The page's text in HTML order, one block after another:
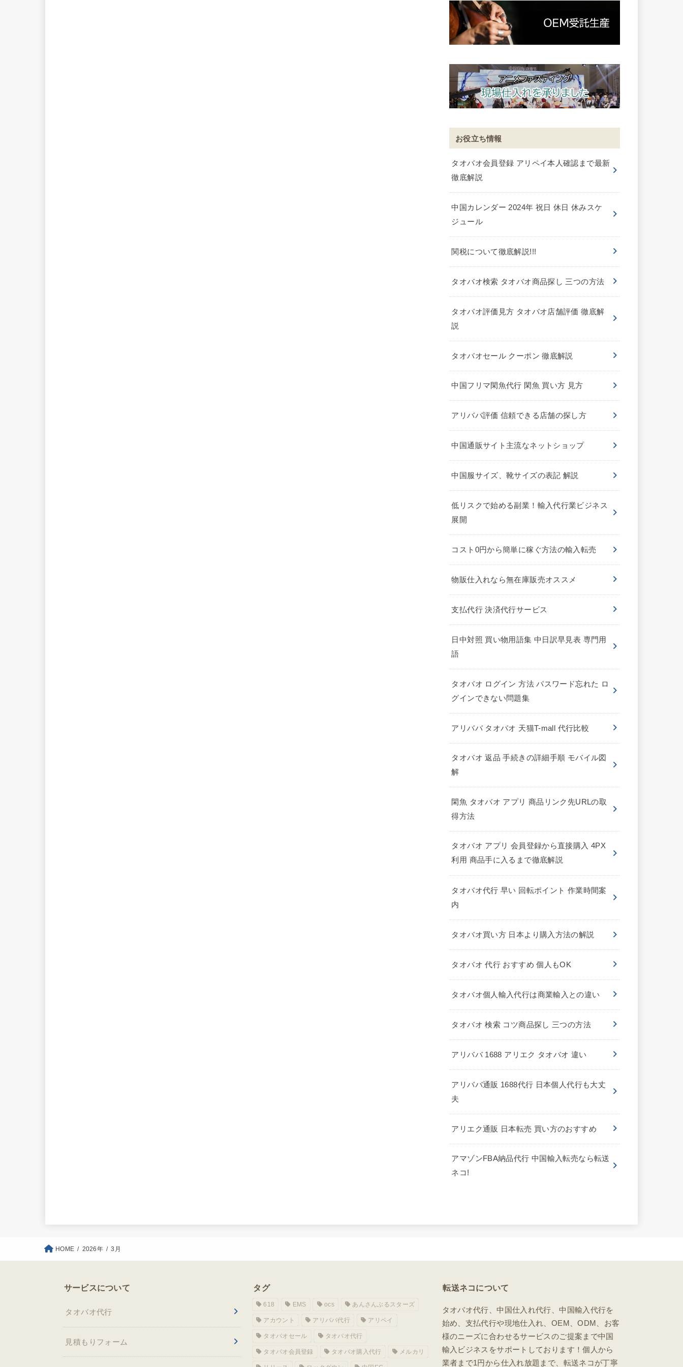
お役立ち情報
タオバオ会員登録 アリペイ本人確認まで最新
徹底解説
中国カレンダー 2024年 祝日 休日 休みスケ
ジュール
関税について徹底解説!!!
タオバオ検索 タオバオ商品探し 三つの方法
タオバオ評価見方 タオバオ店舗評価 徹底解
説
タオバオセール クーポン 徹底解説
中国フリマ閑魚代行 閑魚 買い方 見方
アリババ評価 信頼できる店舗の探し方
中国通販サイト主流なネットショップ
中国服サイズ、靴サイズの表記 解説
低リスクで始める副業！輸入代行業ビジネス
展開
コスト0円から簡単に稼ぐ方法の輸入転売
物販仕入れなら無在庫販売オススメ
支払代行 決済代行サービス
日中対照 買い物用語集 中日訳早見表 専門用
語
タオバオ ログイン 方法 パスワード忘れた ロ
グインできない問題集
アリババ タオバオ 天猫T-mall 代行比較
タオバオ 返品 手続きの詳細手順 モバイル図
解
閑魚 タオバオ アプリ 商品リンク先URLの取
得方法
タオバオ アプリ 会員登録から直接購入 4PX
利用 商品手に入るまで徹底解説
タオバオ代行 早い 回転ポイント 作業時間案
内
タオバオ買い方 日本より購入方法の解説
タオバオ 代行 おすすめ 個人もOK
タオバオ個人輸入代行は商業輸入との違い
タオバオ 検索 コツ商品探し 三つの方法
アリババ 1688 アリエク タオバオ 違い
アリババ通販 1688代行 日本個人代行も大丈
夫
アリエク通販 日本転売 買い方のおすすめ
アマゾンFBA納品代行 中国輸入転売なら転送
ネコ!
HOME 2026年 3月
サービスについて
タオバオ代行
見積もりフォーム
タグ
618 EMS ocs あんさんぶるスターズ
アカウント アリババ代行 アリペイ
タオバオセール タオバオ代行
タオバオ会員登録 タオバオ購入代行 メルカリ
転送ネコについて
タオバオ代行、中国仕入れ代行、中国輸入代行を
始め、支払代行や現地仕入れ、OEM、ODM、お客
様のニーズに合わせるサービスのご提案まで中国
輸入ビジネスをサポートしております！個人から
業者まで1円から仕入れ放題まで、転送ネコが丁寧